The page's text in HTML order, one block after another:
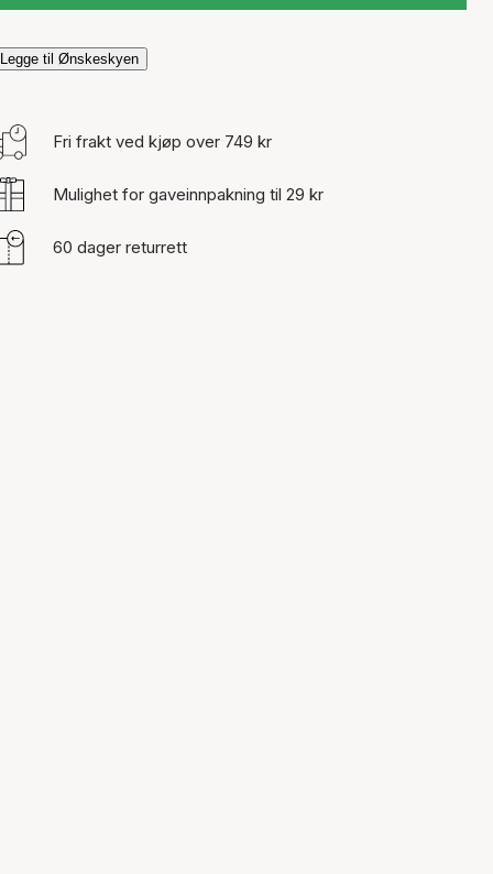
Legge til Ønskeskyen
Fri frakt ved kjøp over 749 kr
Mulighet for gaveinnpakning til 29 kr
60 dager returrett